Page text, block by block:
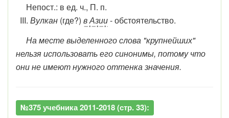
Непост.: в ед. ч., П. п.
III. Вулкан (где?) в Азии- обстоятельство.
На месте выделенного слова "крупнейших"
нельзя использовать его синонимы, потому что
они не имеют нужного оттенка значения.
№375 учебника 2011-2018 (стр. 33):